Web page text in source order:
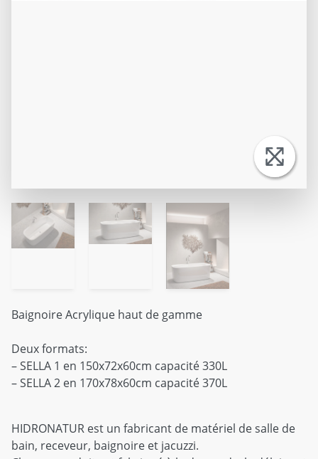
Baignoire Acrylique haut de gamme
Deux formats:
– SELLA 1 en 150x72x60cm capacité 330L
– SELLA 2 en 170x78x60cm capacité 370L
HIDRONATUR est un fabricant de matériel de salle de
bain, receveur, baignoire et jacuzzi.